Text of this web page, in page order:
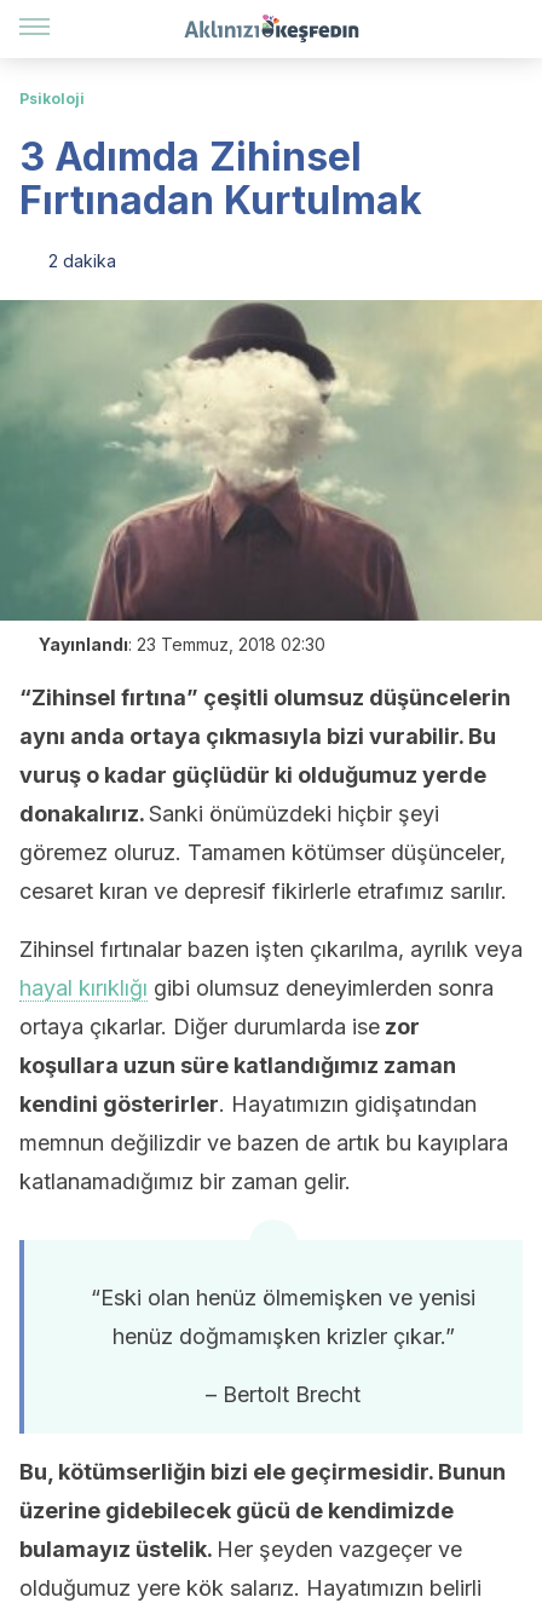
Psikoloji
3 Adımda Zihinsel
Fırtınadan Kurtulmak
2 dakika
Yayınlandı: 23 Temmuz, 2018 02:30
“Zihinsel fırtına” çeşitli olumsuz düşüncelerin
aynı anda ortaya çıkmasıyla bizi vurabilir. Bu
vuruş o kadar güçlüdür ki olduğumuz yerde
donakalırız.Sanki önümüzdeki hiçbir şeyi
göremez oluruz. Tamamen kötümser düşünceler,
cesaret kıran ve depresif fikirlerle etrafımız sarılır.
Zihinsel fırtınalar bazen işten çıkarılma, ayrılık veya
hayal kırıklığı gibi olumsuz deneyimlerden sonra
ortaya çıkarlar. Diğer durumlarda ise zor
koşullara uzun süre katlandığımız zaman
kendini gösterirler. Hayatımızın gidişatından
memnun değilizdir ve bazen de artık bu kayıplara
katlanamadığımız bir zaman gelir.
“Eski olan henüz ölmemişken ve yenisi
henüz doğmamışken krizler çıkar.”
– Bertolt Brecht
Bu, kötümserliğin bizi ele geçirmesidir. Bunun
üzerine gidebilecek gücü de kendimizde
bulamayız üstelik. Her şeyden vazgeçer ve
olduğumuz yere kök salarız. Hayatımızın belirli